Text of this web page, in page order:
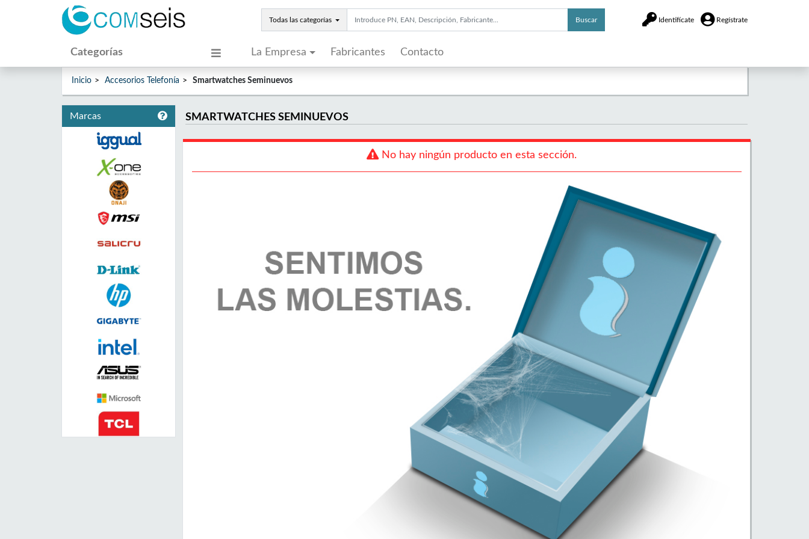
Todas las categorías Buscar Identifícate Regístrate
Categorías La Empresa Fabricantes Contacto
Inicio Accesorios Telefonía Smartwatches Seminuevos
Marcas SMARTWATCHES SEMINUEVOS
No hay ningún producto en esta sección.